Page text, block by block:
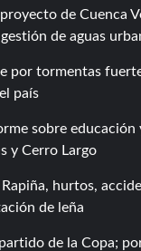
de Cuenca
de aguas
por tormentas
país
sobre educación
y Cerro Largo
hurtos,
de leña
de la Copa;